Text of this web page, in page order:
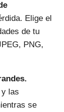
Elige el
de tu
PNG,
las
se